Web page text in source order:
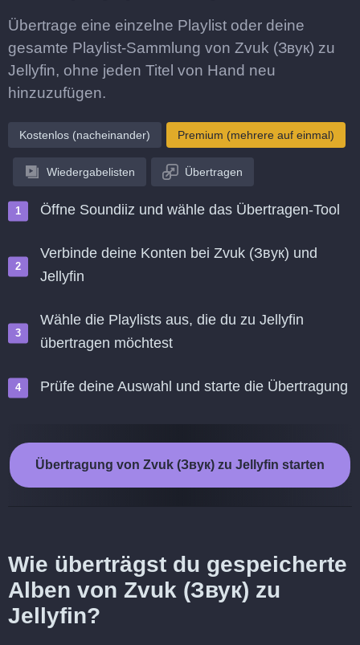
Übertrage eine einzelne Playlist oder deine
gesamte Playlist-Sammlung von Zvuk (Звук) zu
Jellyfin, ohne jeden Titel von Hand neu
hinzuzufügen.
Kostenlos (nacheinander) Premium (mehrere auf einmal)
Wiedergabelisten Übertragen
Öffne Soundiiz und wähle das Übertragen-Tool
Verbinde deine Konten bei Zvuk (Звук) und
Jellyfin
Wähle die Playlists aus, die du zu Jellyfin
übertragen möchtest
Prüfe deine Auswahl und starte die Übertragung
Übertragung von Zvuk (Звук) zu Jellyfin starten
Wie überträgst du gespeicherte
Alben von Zvuk (Звук) zu
Jellyfin?